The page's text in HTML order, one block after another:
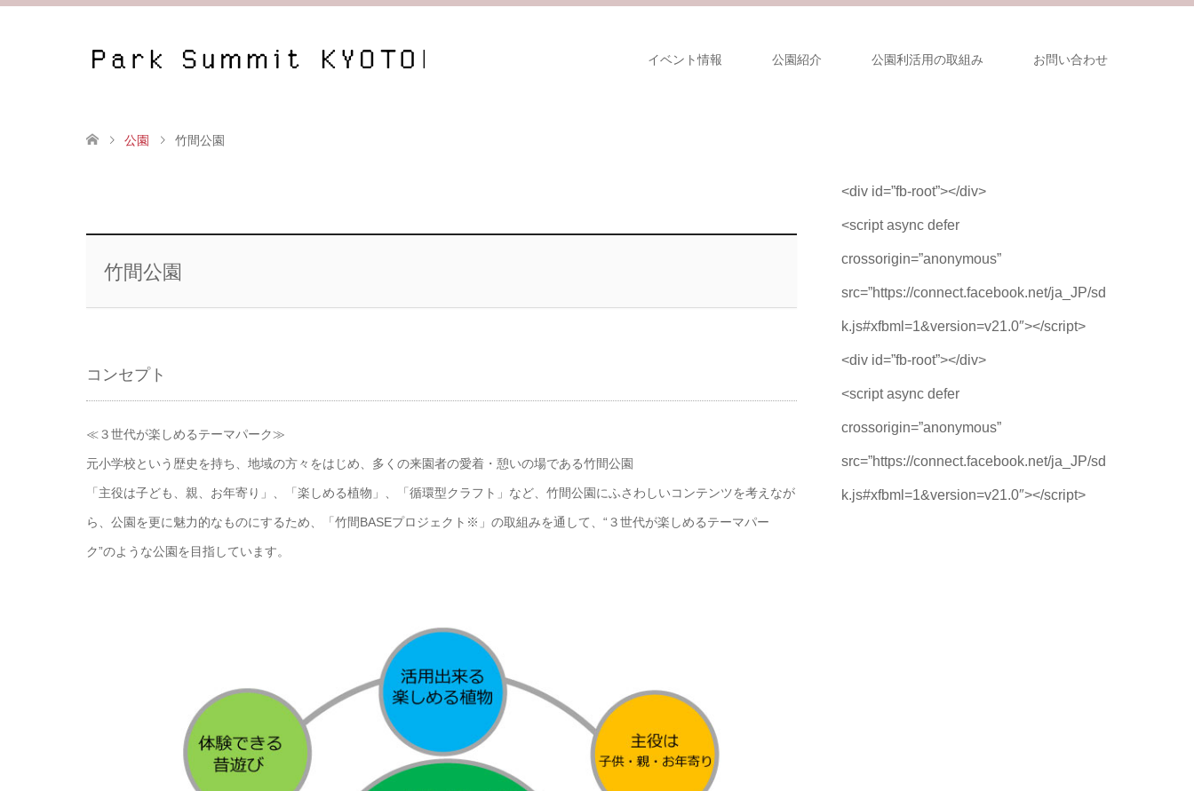
イベント情報 公園紹介 公園利活用の取組み お問い合わせ
公園 竹間公園
竹間公園
コンセプト
≪３世代が楽しめるテーマパーク≫
元小学校という歴史を持ち、地域の方々をはじめ、多くの来園者の愛着・憩いの場である竹間公園
「主役は子ども、親、お年寄り」、「楽しめる植物」、「循環型クラフト」など、竹間公園にふさわしいコンテンツを考えなが
ら、公園を更に魅力的なものにするため、「竹間BASEプロジェクト※」の取組みを通して、“３世代が楽しめるテーマパー
ク”のような公園を目指しています。
<div id=”fb-root”></div>
<script async defer
crossorigin=”anonymous”
src=”https://connect.facebook.net/ja_JP/sd
k.js#xfbml=1&version=v21.0″></script>
<div id=”fb-root”></div>
<script async defer
crossorigin=”anonymous”
src=”https://connect.facebook.net/ja_JP/sd
k.js#xfbml=1&version=v21.0″></script>